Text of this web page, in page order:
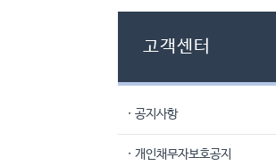
고객센터
· 공지사항
· 개인채무자보호공지